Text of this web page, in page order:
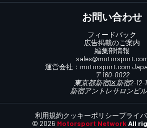
お問い合わせ
フィードバック
広告掲載のご案内
編集部情報
運営会社： motorsport.com
〒160-0022
東京都新宿区新宿2-12-
新宿アントレサロンビ
© 2026 Motorsport Network All
利用規約クッキーポリシープライ